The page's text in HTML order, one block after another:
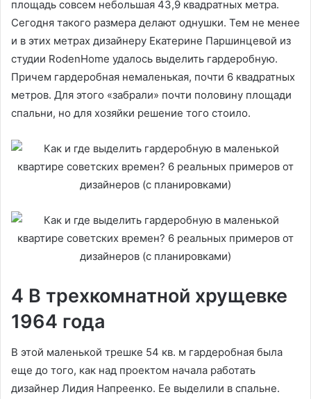
площадь совсем небольшая 43,9 квадратных метра.
Сегодня такого размера делают однушки. Тем не менее
и в этих метрах дизайнеру Екатерине Паршинцевой из
студии RodenHome удалось выделить гардеробную.
Причем гардеробная немаленькая, почти 6 квадратных
метров. Для этого «забрали» почти половину площади
спальни, но для хозяйки решение того стоило.
4 В трехкомнатной хрущевке
1964 года
В этой маленькой трешке 54 кв. м гардеробная была
еще до того, как над проектом начала работать
дизайнер Лидия Напреенко. Ее выделили в спальне.